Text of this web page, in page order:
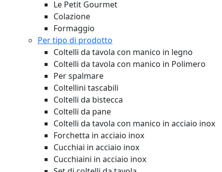
Le Petit Gourmet
Colazione
Formaggio
Per tipo di prodotto
Coltelli da tavola con manico in legno
Coltelli da tavola con manico in Polimero
Per spalmare
Coltellini tascabili
Coltelli da bistecca
Coltelli da pane
Coltelli da tavola con manico in acciaio inox
Forchetta in acciaio inox
Cucchiai in acciaio inox
Cucchiaini in acciaio inox